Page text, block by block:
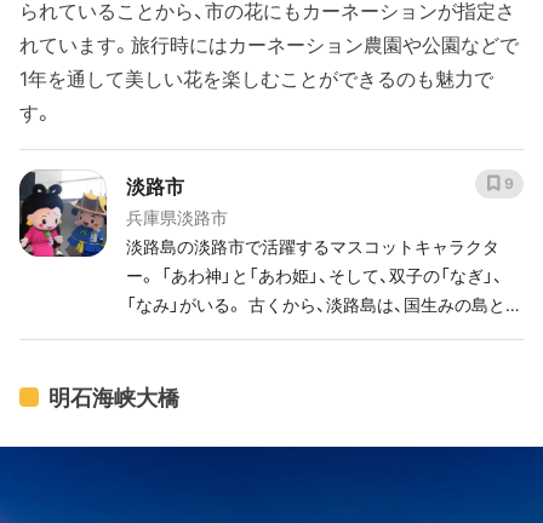
られていることから、市の花にもカーネーションが指定さ
れています。旅行時にはカーネーション農園や公園などで
1年を通して美しい花を楽しむことができるのも魅力で
す。
淡路市
兵庫県淡路市
淡路島の淡路市で活躍するマスコットキャラクタ
ー。 「あわ神」と「あわ姫」、そして、双子の「なぎ」、
「なみ」がいる。 古くから、淡路島は、国生みの島とも
いざなみで、淡路市に鎮座する伊弉諾神宮で二神が
したキャラクターで、淡路市が日本のはじまりであ
9
明石海峡大橋